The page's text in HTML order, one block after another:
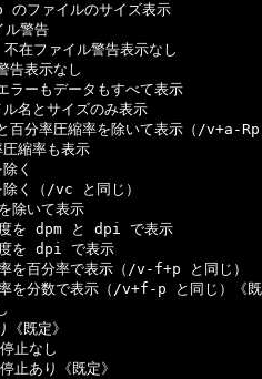
ファイルのサイズ表示
警告
ファイル警告表示なし
示なし
もデータもすべて表示
とサイズのみ表示
圧縮率を除いて表示（/v+a-Rp
縮率も表示
く
（/vc と同じ）
いて表示
を dpm と dpi で表示
を dpi で表示
百分率で表示（/v-f+p と同じ）
分数で表示（/v+f-p と同じ）《既
既定》
止なし
あり《既定》